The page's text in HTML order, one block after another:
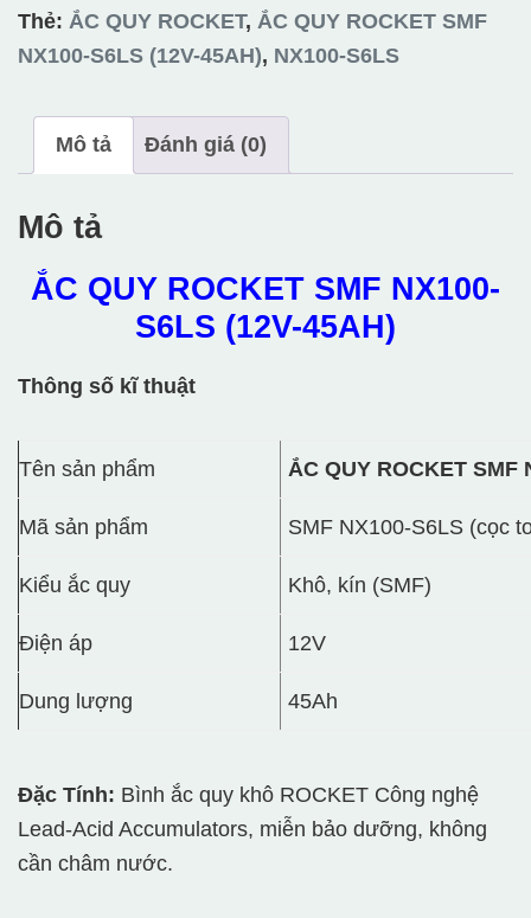
NX100-
S6LS
45AH)
Thẻ: ẮC QUY ROCKET, ẮC QUY ROCKET SMF
NX100-S6LS (12V-45AH), NX100-S6LS
Mô tả Đánh giá (0)
Mô tả
ẮC QUY ROCKET SMF NX100-
S6LS (12V-45AH)
Thông số kĩ thuật
Tên sản phẩm ẮC QUY ROCKET SMF
Mã sản phẩm SMF NX100-S6LS (cọc
Kiểu ắc quy Khô, kín (SMF)
Điện áp 12V
Dung lượng 45Ah
Đặc Tính: Bình ắc quy khô ROCKET Công nghệ
Lead-Acid Accumulators, miễn bảo dưỡng, không
cần châm nước.